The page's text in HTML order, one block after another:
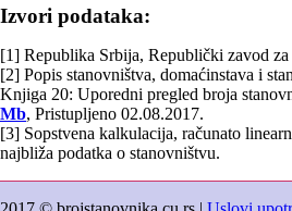
Izvori podataka:
[1] Republika Srbija, Republički zavod za
[2] Popis stanovništva, domaćinstava i
Knjiga 20: Uporedni pregled broja
Mb, Pristupljeno 02.08.2017.
[3] Sopstvena kalkulacija, računato
najbliža podatka o stanovništvu.